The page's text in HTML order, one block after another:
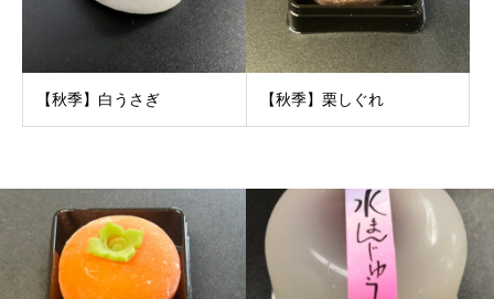
【秋季】白うさぎ 【秋季】栗しぐれ